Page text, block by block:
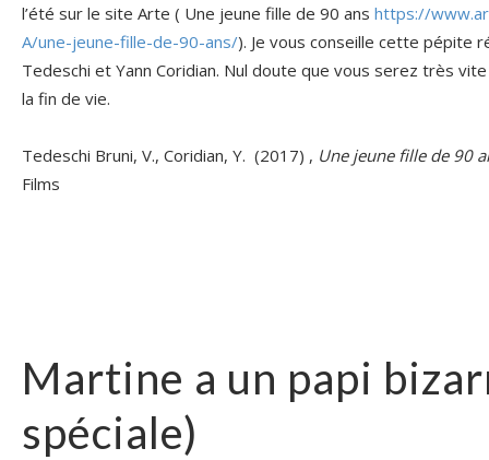
l’été sur le site Arte ( Une jeune fille de 90 ans https://
A/une-jeune-fille-de-90-ans/). Je vous conseille cette pépite
Tedeschi et Yann Coridian. Nul doute que vous serez très
la fin de vie.
Tedeschi Bruni, V., Coridian, Y. (2017) , Une jeune fille de 90
Films
Martine a un papi
spéciale)